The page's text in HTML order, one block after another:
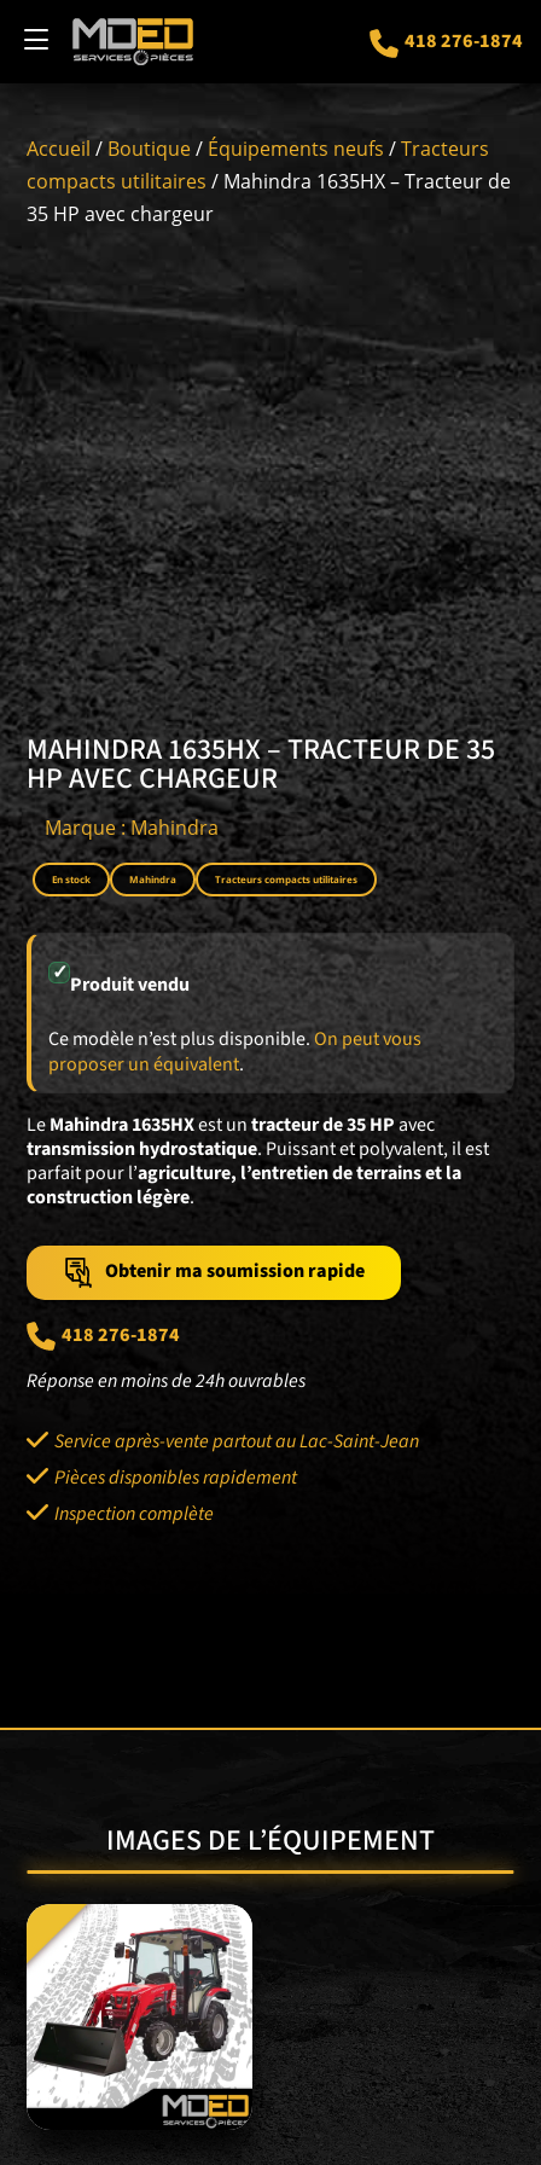
418 276-1874
Accueil / Boutique/ Équipements neufs /Tracteurs
compacts utilitaires / Mahindra 1635HX – Tracteur de
35 HP avec chargeur
MAHINDRA 1635HX – TRACTEUR DE 35
HP AVEC CHARGEUR
Marque : Mahindra
En stock Mahindra Tracteurs compacts utilitaires
✓Produit vendu
Ce modèle n’est plus disponible.On peut vous
proposer un équivalent.
LeMahindra 1635HXest untracteur de 35 HPavec
transmission hydrostatique. Puissant et polyvalent, il est
parfait pour l’agriculture, l’entretien de terrains et la
construction légère.
Obtenir ma soumission rapide
418 276-1874
Réponse en moins de 24h ouvrables
Service après-vente partout au Lac-Saint-Jean
Pièces disponibles rapidement
Inspection complète
IMAGES DE L’ÉQUIPEMENT